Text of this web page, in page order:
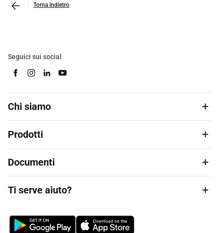
Torna indietro
Seguici sui social
Chi siamo
Prodotti
Documenti
Ti serve aiuto?